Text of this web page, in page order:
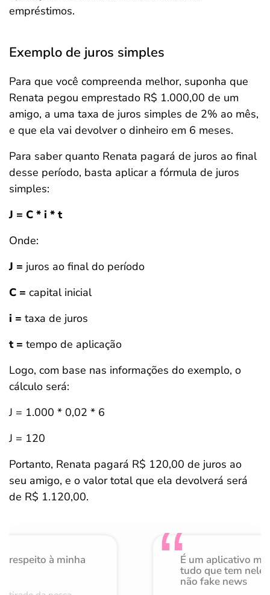
empréstimos.
Exemplo de juros simples
Para que você compreenda melhor, suponha que
Renata pegou emprestado R$ 1.000,00 de um
amigo, a uma taxa de juros simples de 2% ao mês,
e que ela vai devolver o dinheiro em 6 meses.
Para saber quanto Renata pagará de juros ao final
desse período, basta aplicar a fórmula de juros
simples:
J = C * i * t
Onde:
J = juros ao final do período
C = capital inicial
i = taxa de juros
t = tempo de aplicação
Logo, com base nas informações do exemplo, o
cálculo será:
J = 1.000 * 0,02 * 6
J = 120
Portanto, Renata pagará R$ 120,00 de juros ao
seu amigo, e o valor total que ela devolverá será
de R$ 1.120,00.
respeito à minha É um aplicativo
tudo que tem nele
não fake news